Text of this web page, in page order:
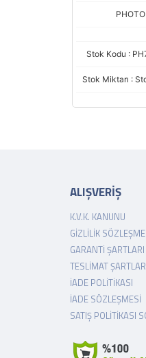
Stok Kodu :
Stok Miktarı :
ALIŞVERİŞ
K.V.K. KANUNU
GIZLILIK
GARANTI ŞARTLARI
TESLIMAT
İADE POLITIKASI
İADE SÖZLEŞMESI
SATIŞ POLITIKASI